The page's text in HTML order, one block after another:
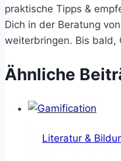
praktische Tipps &
Dich in der Beratung
weiterbringen. Bis bald,
Ähnliche
Literatur &